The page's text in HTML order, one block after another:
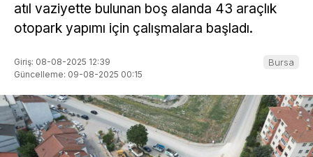
atıl vaziyette bulunan boş alanda 43 araçlık
otopark yapımı için çalışmalara başladı.
Giriş: 08-08-2025 12:39
Güncelleme: 09-08-2025 00:15
Bursa